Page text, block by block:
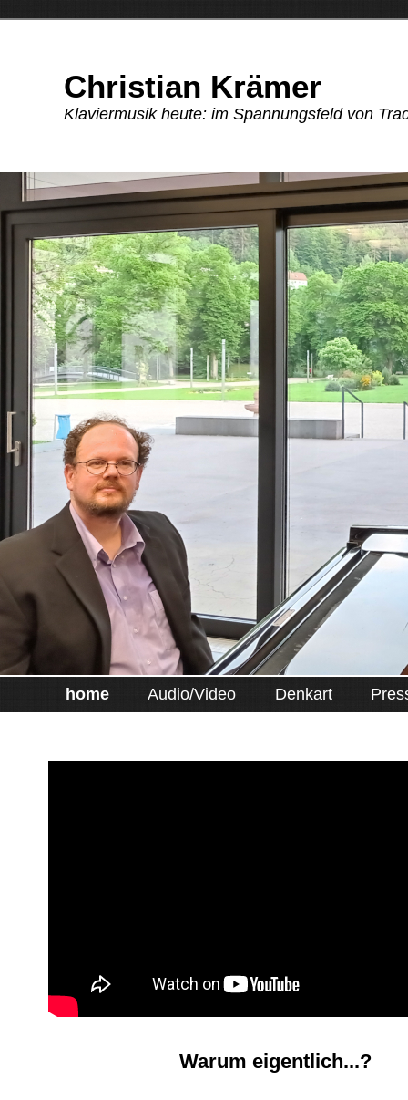
Christian Krämer
Klaviermusik heute: im Spannungsfeld von
home Audio/Video Denkart
Warum eigentlich...?